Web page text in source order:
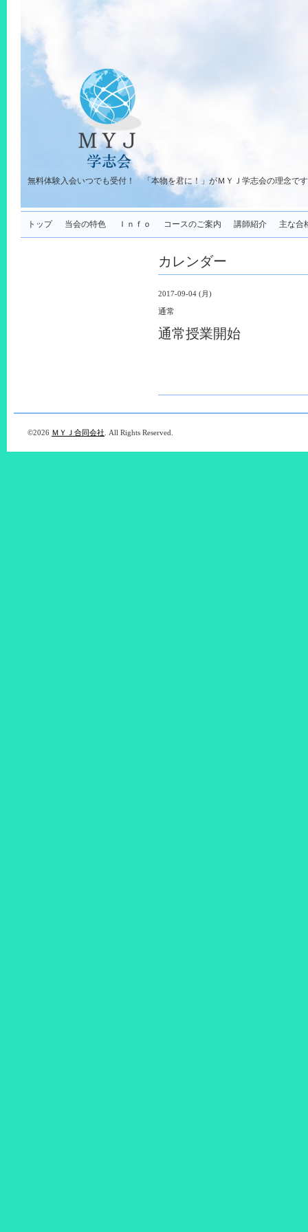
無料体験入会いつでも受付！ 「本物を君に！」がＭＹＪ学志会の理念で
トップ 当会の特色 Ｉｎｆｏ コースのご案内 講師紹介 主な合
カレンダー
2017-09-04 (月)
通常
通常授業開始
©2026 ＭＹＪ合同会社 . All Rights Reserved.